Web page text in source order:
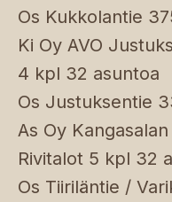
Os Kukkolantie
Ki Oy AVO
4 kpl 32 asuntoa
Os Justuksentie
As Oy
Rivitalot 5 kpl 32
Os Tiiriläntie /